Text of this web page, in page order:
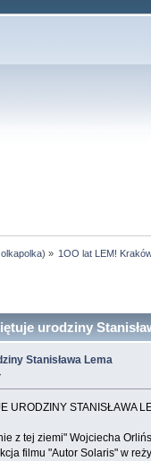
olkapolka) » 1OO lat LEM!
urodziny
Stanisława Lema
URODZINY STANISŁAWA
z tej ziemi" Wojciecha
filmu "Autor Solaris" w